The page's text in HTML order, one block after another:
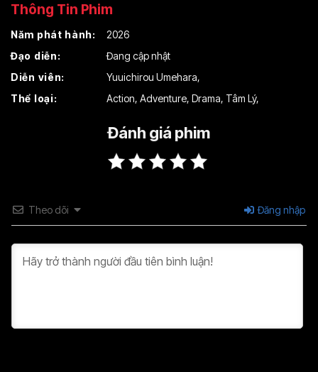
Thông Tin Phim
Năm phát hành:
2026
Đạo diễn:
Đang cập nhật
Diễn viên:
Yuuichirou Umehara,
Thể loại:
Action, Adventure, Drama, Tâm Lý,
Đánh giá phim
Theo dõi Đăng nhập